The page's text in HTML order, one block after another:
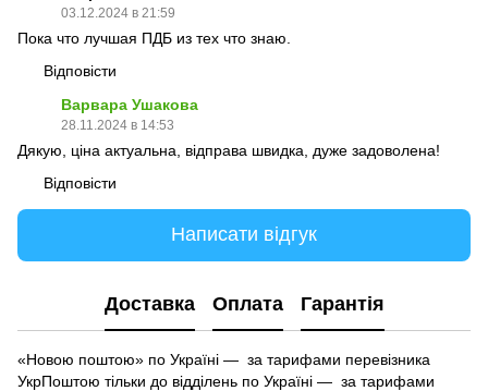
03.12.2024 в 21:59
Пока что лучшая ПДБ из тех что знаю.
Відповісти
Варвара Ушакова
28.11.2024 в 14:53
Дякую, ціна актуальна, відправа швидка, дуже задоволена!
Відповісти
Написати відгук
Доставка Оплата Гарантія
«Новою поштою» по Україні — за тарифами перевізника
УкрПоштою тільки до відділень по Україні — за тарифами